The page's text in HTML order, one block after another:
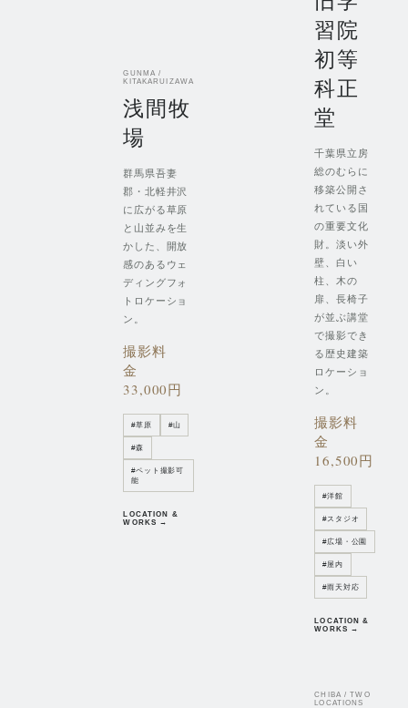
GUNMA /
KITAKARUIZAWA
浅間牧
場
群馬県吾妻
郡・北軽井沢
に広がる草原
と山並みを生
かした、開放
感のあるウェ
ディングフォ
トロケーショ
ン。
撮影料
金
33,000円
#草原 #山
#森
#ペット撮影可
能
LOCATION &
WORKS →
習院
初等
科正
堂
千葉県立房
総のむらに
移築公開さ
れている国
の重要文化
財。淡い外
壁、白い
柱、木の
扉、長椅子
が並ぶ講堂
で撮影でき
る歴史建築
ロケーショ
ン。
撮影料
金
16,500円
#洋館
#スタジオ
# 広場・公園
#屋内
#雨天対応
LOCATION &
WORKS →
CHIBA / TWO
LOCATIONS